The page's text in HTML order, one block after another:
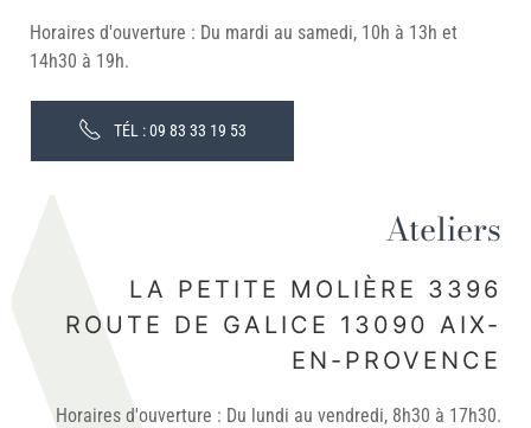
Horaires d'ouverture : Du mardi au samedi, 10h à 13h et
14h30 à 19h.
TÉL : 09 83 33 19 53
Ateliers
LA PETITE MOLIÈRE 3396
ROUTE DE GALICE 13090 AIX-
EN-PROVENCE
Horaires d'ouverture : Du lundi au vendredi, 8h30 à 17h30.